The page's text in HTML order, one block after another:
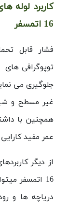
کاربرد لوله های
16 اتمسفر
توپوگرافی های
جلوگیری می
غیر مسطح و
همچنین با
عمر مفید کارایی لوله تا 50 سال
از دیگر کاربردهای
16 اتمسفر
دریاچه ها و